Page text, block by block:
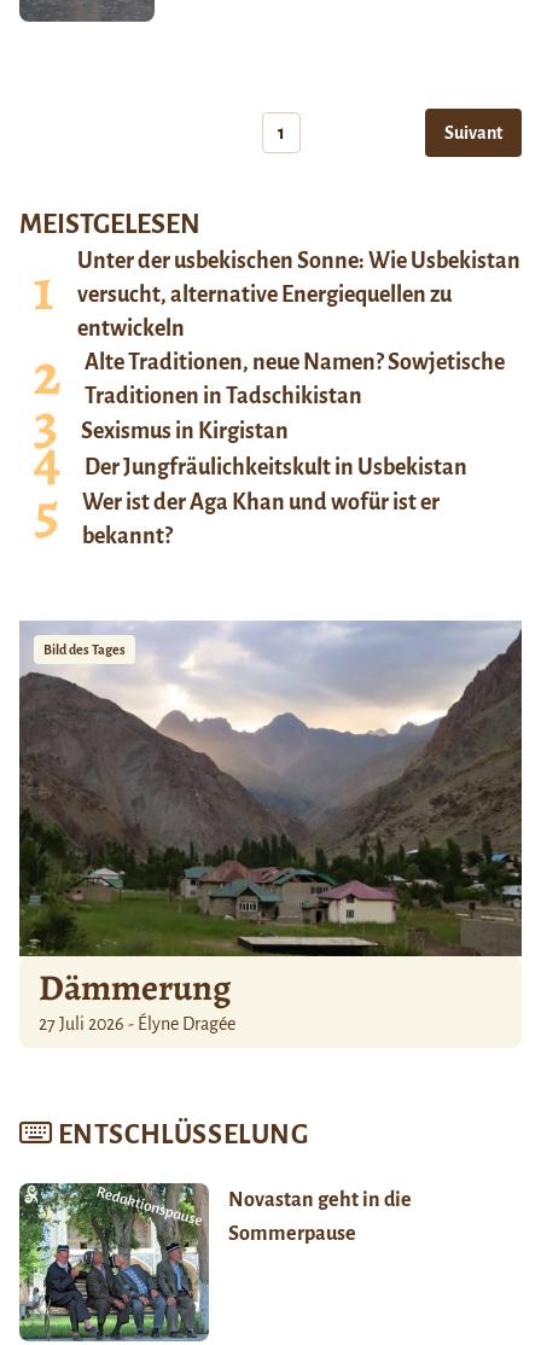
1 Suivant
MEISTGELESEN
Unter der usbekischen Sonne: Wie Usbekistan
versucht, alternative Energiequellen zu
entwickeln
Alte Traditionen, neue Namen? Sowjetische
Traditionen in Tadschikistan
Sexismus in Kirgistan
Der Jungfräulichkeitskult in Usbekistan
Wer ist der Aga Khan und wofür ist er
bekannt?
Bild des Tages
Dämmerung
27 Juli 2026 - Élyne Dragée
ENTSCHLÜSSELUNG
Novastan geht in die
Sommerpause